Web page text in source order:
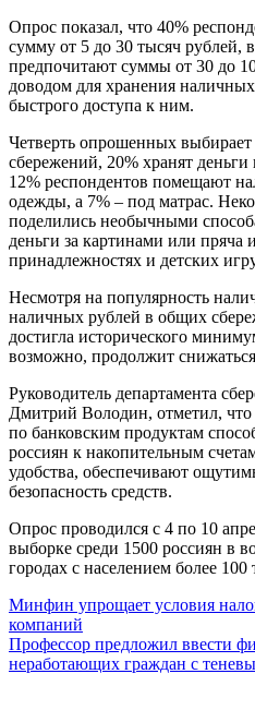
Опрос показал, что 40%
сумму от 5 до 30 тысяч рублей,
предпочитают суммы от 30 до
доводом для хранения наличных
быстрого доступа к ним.
Четверть опрошенных
сбережений, 20% хранят
12% респондентов помещают
одежды, а 7% – под матрас.
поделились необычными
деньги за картинами или пряча
принадлежностях и детских
Несмотря на популярность
наличных рублей в общих
достигла исторического
возможно, продолжит
Руководитель департамента
Дмитрий Володин, отметил,
по банковским продуктам
россиян к накопительным
удобства, обеспечивают
безопасность средств.
Опрос проводился с 4 по 10
выборке среди 1500 россиян в
городах с населением более 100
Навигация
по
записям
Минфин упрощает условия
компаний
Профессор предложил ввести
неработающих граждан с